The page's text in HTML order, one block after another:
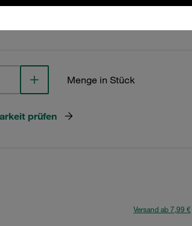
Menge in Stück
prüfen
Versand ab 7,99 €